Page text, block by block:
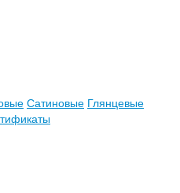
Сатиновые Глянцевые